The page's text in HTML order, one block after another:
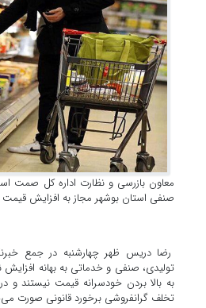
معاون بازرسی و نظارت اداره کل صمت
صنفی استان بوشهر مجاز به افزایش قیمت
رضا دریس ظهر چهارشنبه در جمع
تولیدی، صنفی و خدماتی به بهانه افزایش
به بالا بردن خودسرانه قیمت نیستند
تخلف گرانفروشی برخورد قانونی صورت